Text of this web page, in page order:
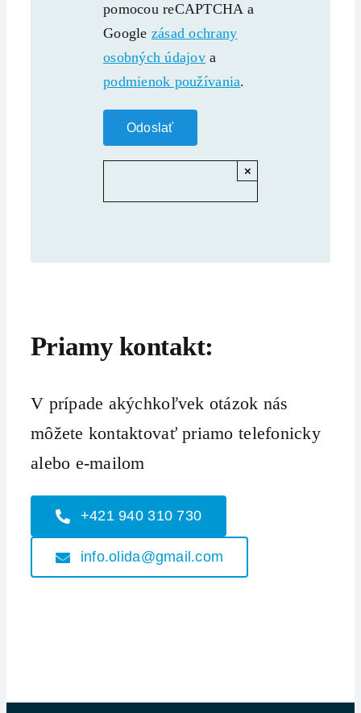
pomocou reCAPTCHA a
Google zásad ochrany
osobných údajov a
podmienok používania.
×
Priamy kontakt:
V prípade akýchkoľvek otázok nás
môžete kontaktovať priamo telefonicky
alebo e-mailom
+421 940 310 730
info.olida@gmail.com